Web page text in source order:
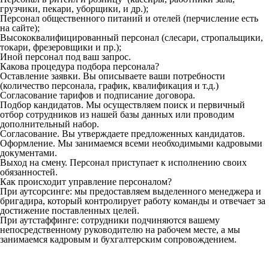
грузчики, пекари, уборщики, и др.);
Персонал общественного питаний и отелей (перчисление есть
на сайте);
Высококвалифицированный персонал (слесари, стропальщики,
токари, фрезеровщики и пр.);
Иной персонал под ваш запрос.
Какова процедура подбора персонала?
Оставление заявки. Вы описываете ваши потребности
(количество персонала, график, квалификация и т.д.)
Согласование тарифов и подписание договора.
Подбор кандидатов. Мы осуществляем поиск и первичный
отбор сотрудников из нашей базы данных или проводим
дополнительный набор.
Согласование. Вы утверждаете предложенных кандидатов.
Оформление. Мы занимаемся всеми необходимыми кадровыми
документами.
Выход на смену. Персонал приступает к исполнению своих
обязанностей.
Как происходит управление персоналом?
При аутсорсинге: мы предоставляем выделенного менеджера и
бригадира, который контролирует работу команды и отвечает за
достижение поставленных целей.
При аутстаффинге: сотрудники подчиняются вашему
непосредственному руководителю на рабочем месте, а мы
занимаемся кадровым и бухгалтерским сопровождением.